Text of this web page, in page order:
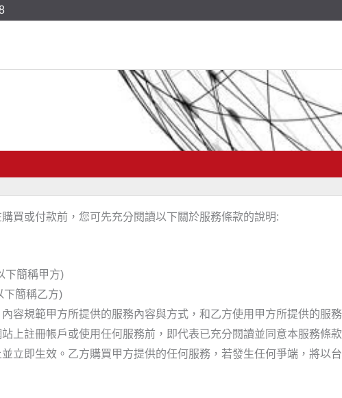
買或付款前，您可先充分閱讀以下關於服務條款的說明:
稱甲方)
稱乙方)
容規範甲方所提供的服務內容與方式，和乙方使用甲方所提供的服
上註冊帳戶或使用任何服務前，即代表已充分閱讀並同意本服務條
立即生效。乙方購買甲方提供的任何服務，若發生任何爭端，將以